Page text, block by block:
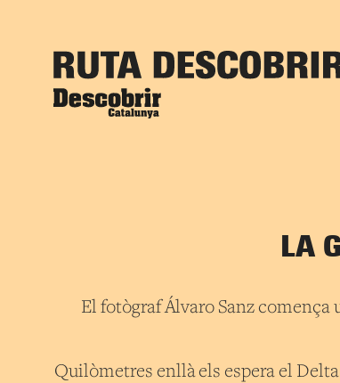
LA
El fotògraf Álvaro Sanz
Quilòmetres enllà els espera el